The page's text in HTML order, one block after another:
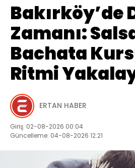
Bakırköy’de
Zamanı:
Bachata
Ritmi
ERTAN HABER
Giriş: 02-08-2026 00:04
Güncelleme: 04-08-2026 12:21